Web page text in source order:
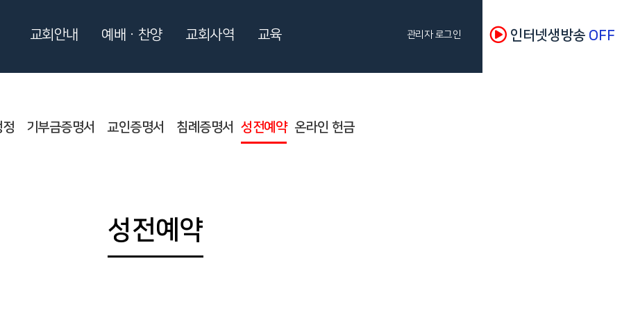
기부금증명서 교인증명서 침례증명서 성전예약 온라인 헌금
성전예약
교회안내 예배ㆍ찬양 교회사역 교육 관리자 로그인 인터넷생방송 OFF